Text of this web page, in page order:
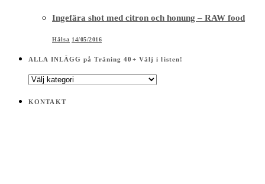
Ingefära shot med citron och honung – RAW food
Hälsa 14/05/2016
ALLA INLÄGG på Träning 40+ Välj i listen!
ALLA
på
KONTAKT